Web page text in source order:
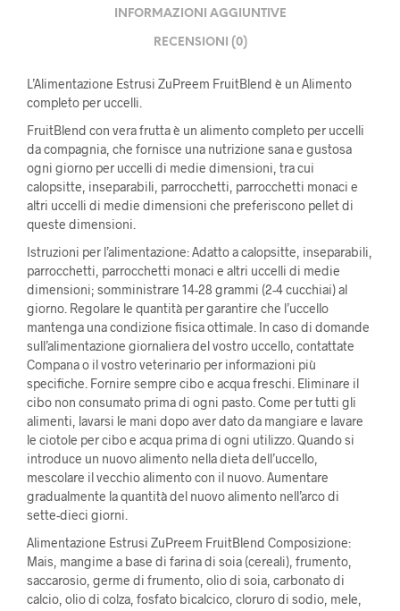
INFORMAZIONI AGGIUNTIVE
RECENSIONI (0)
L’Alimentazione Estrusi ZuPreem FruitBlend è un Alimento
completo per uccelli.
FruitBlend con vera frutta è un alimento completo per uccelli
da compagnia, che fornisce una nutrizione sana e gustosa
ogni giorno per uccelli di medie dimensioni, tra cui
calopsitte, inseparabili, parrocchetti, parrocchetti monaci e
altri uccelli di medie dimensioni che preferiscono pellet di
queste dimensioni.
Istruzioni per l’alimentazione: Adatto a calopsitte, inseparabili,
parrocchetti, parrocchetti monaci e altri uccelli di medie
dimensioni; somministrare 14-28 grammi (2-4 cucchiai) al
giorno. Regolare le quantità per garantire che l’uccello
mantenga una condizione fisica ottimale. In caso di domande
sull’alimentazione giornaliera del vostro uccello, contattate
Compana o il vostro veterinario per informazioni più
specifiche. Fornire sempre cibo e acqua freschi. Eliminare il
cibo non consumato prima di ogni pasto. Come per tutti gli
alimenti, lavarsi le mani dopo aver dato da mangiare e lavare
le ciotole per cibo e acqua prima di ogni utilizzo. Quando si
introduce un nuovo alimento nella dieta dell’uccello,
mescolare il vecchio alimento con il nuovo. Aumentare
gradualmente la quantità del nuovo alimento nell’arco di
sette-dieci giorni.
Alimentazione Estrusi ZuPreem FruitBlend Composizione:
Mais, mangime a base di farina di soia (cereali), frumento,
saccarosio, germe di frumento, olio di soia, carbonato di
calcio, olio di colza, fosfato bicalcico, cloruro di sodio, mele,